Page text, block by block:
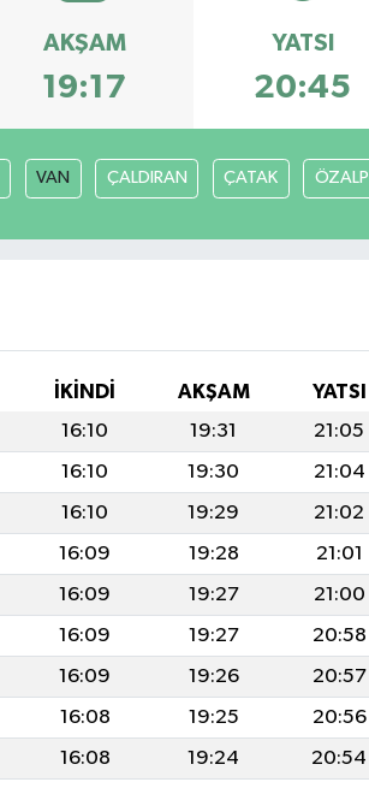
AKŞAM
19:17
YATSI
20:45
VAN ÇALDIRAN ÇATAK ÖZALP
İKINDI AKŞAM
YATSI
16:10 19:31
21:05
16:10 19:30
21:04
16:10 19:29
21:02
16:09 19:28
21:01
16:09 19:27
21:00
16:09 19:27
20:58
16:09 19:26
20:57
16:08 19:25
20:56
16:08 19:24
20:54